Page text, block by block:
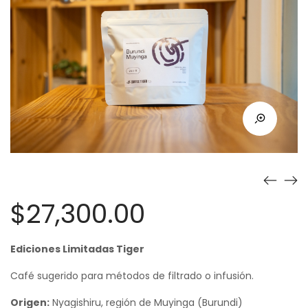
$27,300.00
Ediciones Limitadas Tiger
Café sugerido para métodos de filtrado o infusión.
Origen: Nyagishiru, región de Muyinga (Burundi)